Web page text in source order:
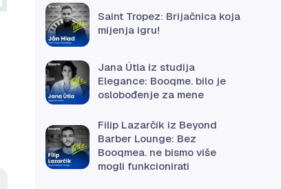
Saint Tropez: Brijačnica koja
mijenja igru!
Jana Útla iz studija
Elegance: Booqme. bilo je
oslobođenje za mene
Filip Lazarčík iz Beyond
Barber Lounge: Bez
Booqmea. ne bismo više
mogli funkcionirati